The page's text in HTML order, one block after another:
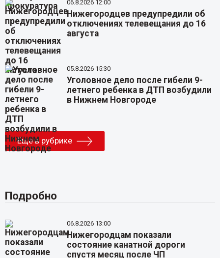
06.8.2026 12:00
Нижегородцев предупредили об
отключениях телевещания до 16
августа
05.8.2026 15:30
Уголовное дело после гибели 9-
летнего ребенка в ДТП возбудили
в Нижнем Новгороде
Еще в рубрике
Подробно
06.8.2026 13:00
Нижегородцам показали
состояние канатной дороги
спустя месяц после ЧП